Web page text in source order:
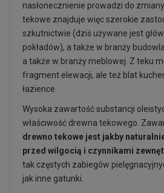
nasłonecznienie prowadzi do
tekowe znajduje więc szerokie
szkutnictwie (dziś używane jest
pokładów), a także w branży
a także w branży meblowej. Z teku
fragment elewacji, ale też blat
łazience.
Wysoka zawartość substancji
właściwość drewna tekowego.
drewno tekowe jest jakby
przed wilgocią i czynnikami
tak częstych zabiegów
jak inne gatunki.